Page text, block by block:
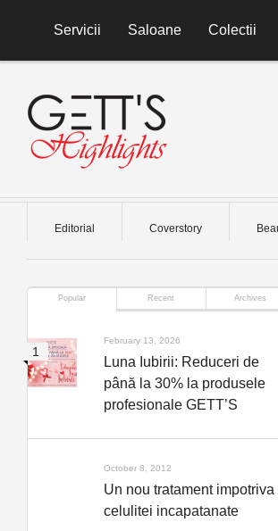
Servicii
Saloane Colectii
Editorial Coverstory
Popular Recent Archives
February 13, 2026
Luna Iubirii: Reduceri de
până la 30% la produsele
profesionale GETT’S
October 8, 2012
Un nou tratament impotriva
celulitei incapatanate